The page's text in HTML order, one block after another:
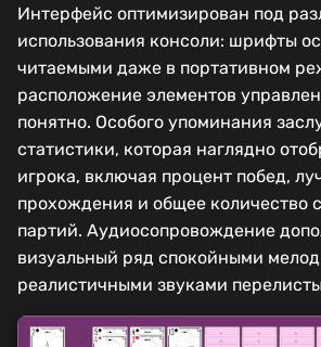
Интерфейс оптимизирован под
использования консоли: шрифты
читаемыми даже в портативном
расположение элементов
понятно. Особого упоминания
статистики, которая наглядно
игрока, включая процент побед,
прохождения и общее количество
партий. Аудиосопровождение
визуальный ряд спокойными
реалистичными звуками